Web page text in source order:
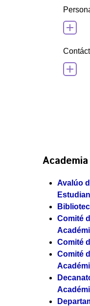
Academia
Avalúo
Comité
Comité
Comité